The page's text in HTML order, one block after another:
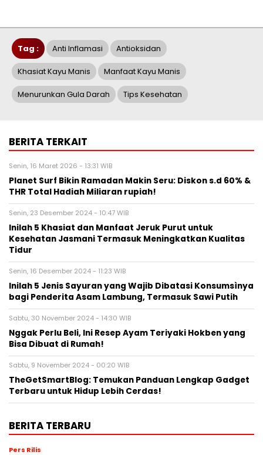
Tag : Anti Inflamasi Antioksidan
Khasiat Kayu Manis Manfaat Kayu Manis
Menurunkan Gula Darah Tips Kesehatan
BERITA TERKAIT
Senin, 16 Maret 2026 - 13:31 WIB
Planet Surf Bikin Ramadan Makin Seru: Diskon s.d 60% &
THR Total Hadiah Miliaran rupiah!
Senin, 23 Desember 2024 - 10:47 WIB
Inilah 5 Khasiat dan Manfaat Jeruk Purut untuk
Kesehatan Jasmani Termasuk Meningkatkan Kualitas
Tidur
Senin, 16 Desember 2024 - 11:23 WIB
Inilah 5 Jenis Sayuran yang Wajib Dibatasi Konsumsìnya
bagi Penderita Asam Lambung, Termasuk Sawi Putih
Sabtu, 30 November 2024 - 14:30 WIB
Nggak Perlu Beli, Ini Resep Ayam Teriyaki Hokben yang
Bisa Dibuat di Rumah!
Sabtu, 9 November 2024 - 00:20 WIB
TheGetSmartBlog: Temukan Panduan Lengkap Gadget
Terbaru untuk Hidup Lebih Cerdas!
BERITA TERBARU
Pers Rilis